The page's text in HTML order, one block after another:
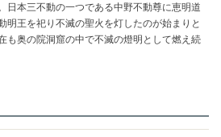
日本三不動の一つである中野不動尊に恵明道
明王を祀り不滅の聖火を灯したのが始まりと
も奥の院洞窟の中で不滅の燈明として燃え続